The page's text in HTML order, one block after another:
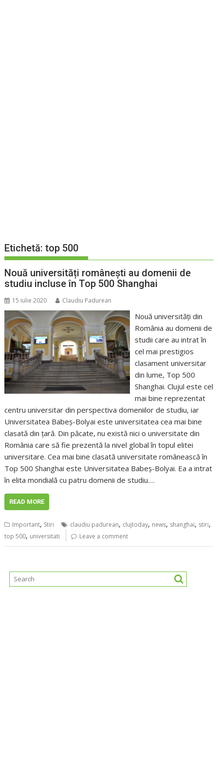
Etichetă:top 500
Nouă universități românești au domenii de
studiu incluse în Top 500 Shanghai
15 iulie 2020 Claudiu Padurean
Nouă universități din
România au domenii de
studii care au intrat în
cel mai prestigios
clasament universitar
din lume, Top 500
Shanghai. Clujul este cel
mai bine reprezentat
centru universitar din perspectiva domeniilor de studiu, iar
Universitatea Babeș-Bolyai este universitatea cea mai bine
clasată din țară. Din păcate, nu există nici o universitate din
România care să fie prezentă la nivel global în topul elitei
universitare. Cea mai bine clasată universitate românească în
Top 500 Shanghai este Universitatea Babeș-Bolyai. Ea a intrat
în elita mondială cu patru domenii de studiu.…
READ MORE
Important, Stiri claudiu padurean, clujtoday, news, shanghai, stiri,
top 500, universitati Leave a comment